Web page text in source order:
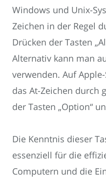
Windows und Unix-
Zeichen in der Regel
Drücken der Tasten
Alternativ kann man
verwenden. Auf
das At-Zeichen durch
der Tasten „Option“
Die Kenntnis dieser
essenziell für die
Computern und die